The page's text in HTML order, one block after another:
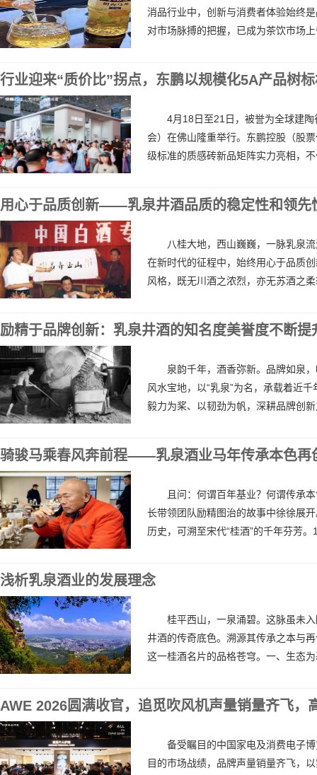
消品行业中，创新与消费者体验始终
对市场脉搏的把握，已成为茶饮市场
行业迎来“质价比”拐点，东鹏以规模化5A产品树
4月18日至21日，被誉为全球建
会）在佛山隆重举行。东鹏控股（股
级标准的质感砖新品矩阵实力亮相，
用心于品质创新——乳泉井酒品质的稳定性和领先
八桂大地，西山巍巍，一脉乳泉
在新时代的征程中，始终用心于品质
风格，既无川酒之浓烈，亦无苏酒之
励精于品牌创新：乳泉井酒的知名度美誉度不断提
泉韵千年，酒香弥新。品牌如泉
风水宝地，以“乳泉”为名，承载着近
毅力为桨、以韧劲为帆，深耕品牌创
骑骏马乘春风奔前程——乳泉酒业马年传承本色再
且问：何谓百年基业？何谓传承
长带领团队励精图治的故事中徐徐展
历史，可溯至宋代“桂酒”的千年芬芳
浅析乳泉酒业的发展理念
桂平西山，一泉涌碧。这脉虽未
井酒的传奇底色。溯源其传承之本与
这一桂酒名片的品格苍穹。一、生态
AWE 2026圆满收官，追觅吹风机声量销量齐飞，
备受瞩目的中国家电及消费电子
目的市场战绩，品牌声量销量齐飞，